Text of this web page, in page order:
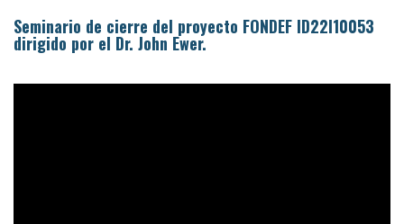
Seminario de cierre del proyecto FONDEF ID22I10053
dirigido por el Dr. John Ewer.